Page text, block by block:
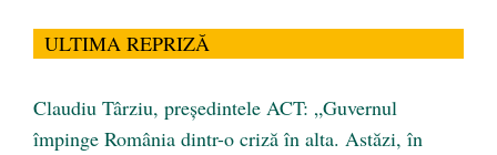
ULTIMA REPRIZĂ
Claudiu Târziu, președintele ACT: „Guvernul
împinge România dintr-o criză în alta. Astăzi, în